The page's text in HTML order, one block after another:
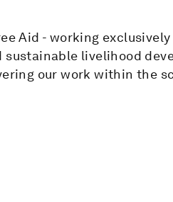
Aid - working
livelihood
our work within the